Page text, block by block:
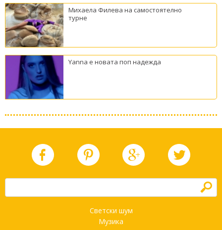
Михаела Филева на самостоятелно
турне
Yanna е новата поп надежда
h
Светски шум
Музика